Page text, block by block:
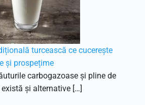
turcească ce cucerește
și prospețime
carbogazoase și pline de
și alternative […]